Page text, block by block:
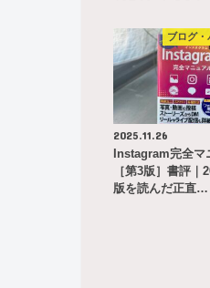
ブログ
2025.11.26
Instagram完全マ
［第3版］書評｜
版を読んだ正直…